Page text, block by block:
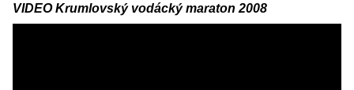
VIDEOKrumlovský vodácký maraton 2008